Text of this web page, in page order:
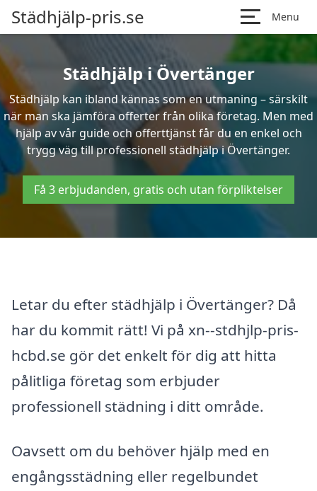
Städhjälp-pris.se Menu
Städhjälp i Övertänger
Städhjälp kan ibland kännas som en utmaning – särskilt
när man ska jämföra offerter från olika företag. Men med
hjälp av vår guide och offerttjänst får du en enkel och
trygg väg till professionell städhjälp i Övertänger.
Få 3 erbjudanden, gratis och utan förpliktelser
Letar du efter städhjälp i Övertänger? Då
har du kommit rätt! Vi på xn--stdhjlp-pris-
hcbd.se gör det enkelt för dig att hitta
pålitliga företag som erbjuder
professionell städning i ditt område.
Oavsett om du behöver hjälp med en
engångsstädning eller regelbundet